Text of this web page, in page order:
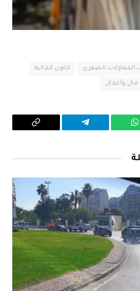
المقاولات الصغرى قانون المالية
مال وأعمال
واتساب تيلقرام
Copy